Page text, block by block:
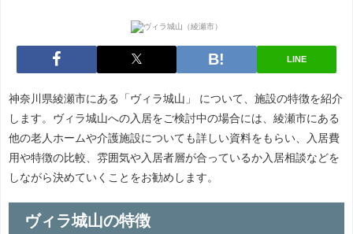
LINE
神奈川県綾瀬市にある「ヴィラ城山」 について、施設の特徴を紹介
します。ヴィラ城山への入居をご検討中の場合には、綾瀬市にある
他の老人ホームや介護施設についても詳しい資料をもらい、入居費
用や特徴の比較、雰囲気や入居者層が合っているか入居相談などを
しながら決めていくことをお勧めします。
ヴィラ城山の特徴